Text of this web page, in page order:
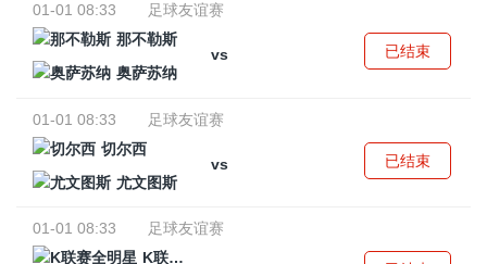
01-01 08:33
足球友谊赛
那不勒斯
vs
奥萨苏纳
已结束
01-01 08:33
足球友谊赛
切尔西
vs
尤文图斯
已结束
01-01 08:33
足球友谊赛
K联赛全明星